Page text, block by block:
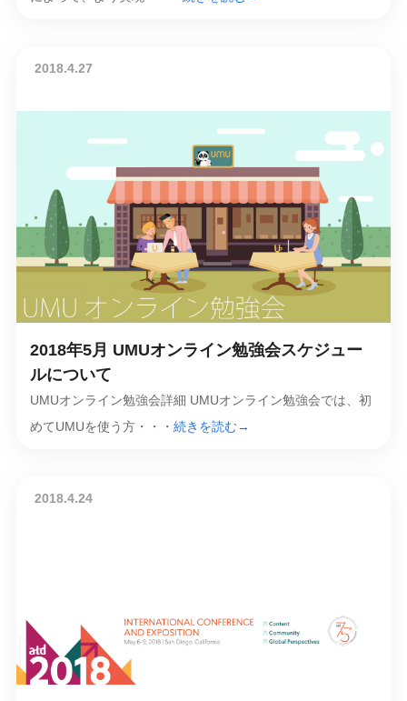
2018.4.27
2018年5月 UMUオンライン勉強会スケジュー
ルについて
UMUオンライン勉強会詳細 UMUオンライン勉強会では、初
めてUMUを使う方・・・ 続きを読む→
2018.4.24